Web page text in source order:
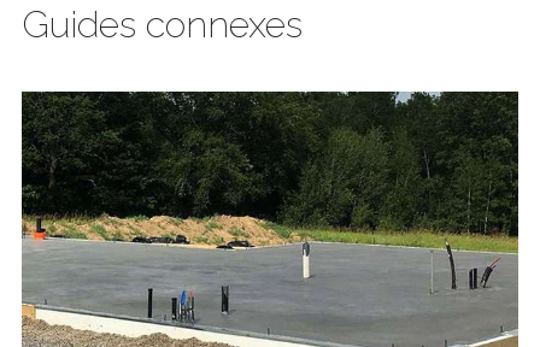
Guides connexes